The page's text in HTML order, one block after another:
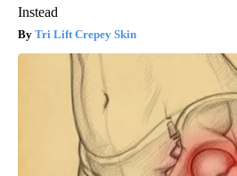
Instead
Tri Lift Crepey Skin